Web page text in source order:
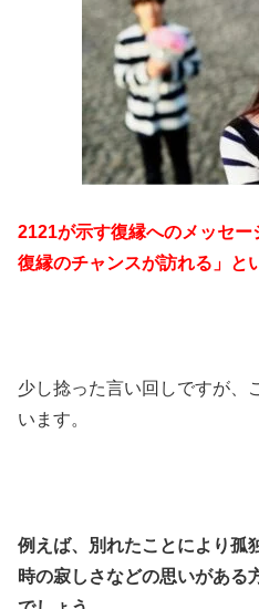
2121が示す復縁へのメッセ
復縁のチャンスが訪れる」と
少し捻った言い回しですが、
います。
例えば、別れたことにより孤
時の寂しさなどの思いがある